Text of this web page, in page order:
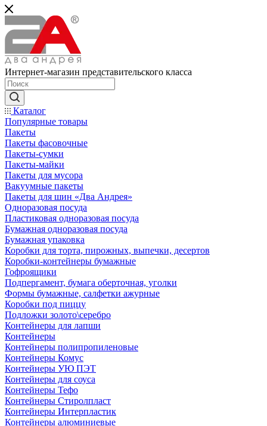
Интернет-магазин представительского класса
Каталог
Популярные товары
Пакеты
Пакеты фасовочные
Пакеты-сумки
Пакеты-майки
Пакеты для мусора
Вакуумные пакеты
Пакеты для шин «Два Андрея»
Одноразовая посуда
Пластиковая одноразовая посуда
Бумажная одноразовая посуда
Бумажная упаковка
Коробки для торта, пирожных, выпечки, десертов
Коробки-контейнеры бумажные
Гофроящики
Подпергамент, бумага оберточная, уголки
Формы бумажные, салфетки ажурные
Коробки под пиццу
Подложки золото\серебро
Контейнеры для лапши
Контейнеры
Контейнеры полипропиленовые
Контейнеры Комус
Контейнеры УЮ ПЭТ
Контейнеры для соуса
Контейнеры Тефо
Контейнеры Стиролпласт
Контейнеры Интерпластик
Контейнеры алюминиевые